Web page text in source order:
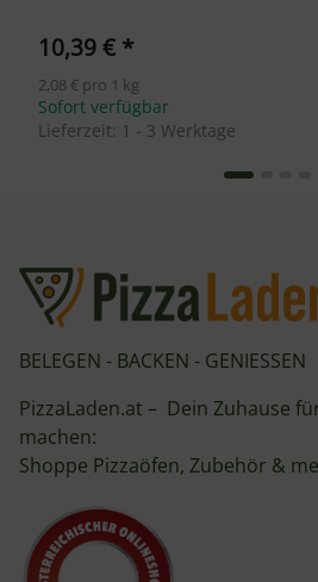
10,39 € *
2,08 € pro 1 kg
Sofort verfügbar
Lieferzeit: 1 - 3 Werktage
BELEGEN - BACKEN - GENIESSEN
PizzaLaden.at – Dein Zuhause
machen:
Shoppe Pizzaöfen, Zubehör &